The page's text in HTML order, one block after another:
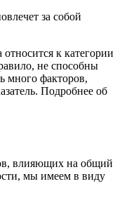
за собой
к категории
не способны
много факторов,
Подробнее об
влияющих на общий
мы имеем в виду